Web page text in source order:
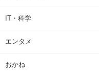
IT・科学
エンタメ
おかね